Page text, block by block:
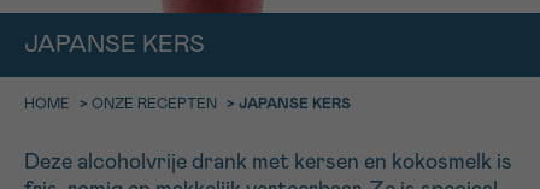
JAPANSE KERS
HOME > ONZE RECEPTEN > JAPANSE KERS
Deze alcoholvrije drank met kersen en kokosmelk is
NAAM
Professionele medewerkers beantwoorden je vragen
ma-vrij 9u tot 18u
Afspraak Vraag Gegevens
KIES DE TIJDSSPANNE VAN JE AFSPRAAK